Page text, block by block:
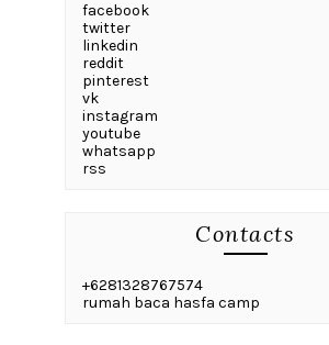
facebook
twitter
linkedin
reddit
pinterest
vk
instagram
youtube
whatsapp
rss
Contacts
+6281328767574
rumah baca hasfa camp